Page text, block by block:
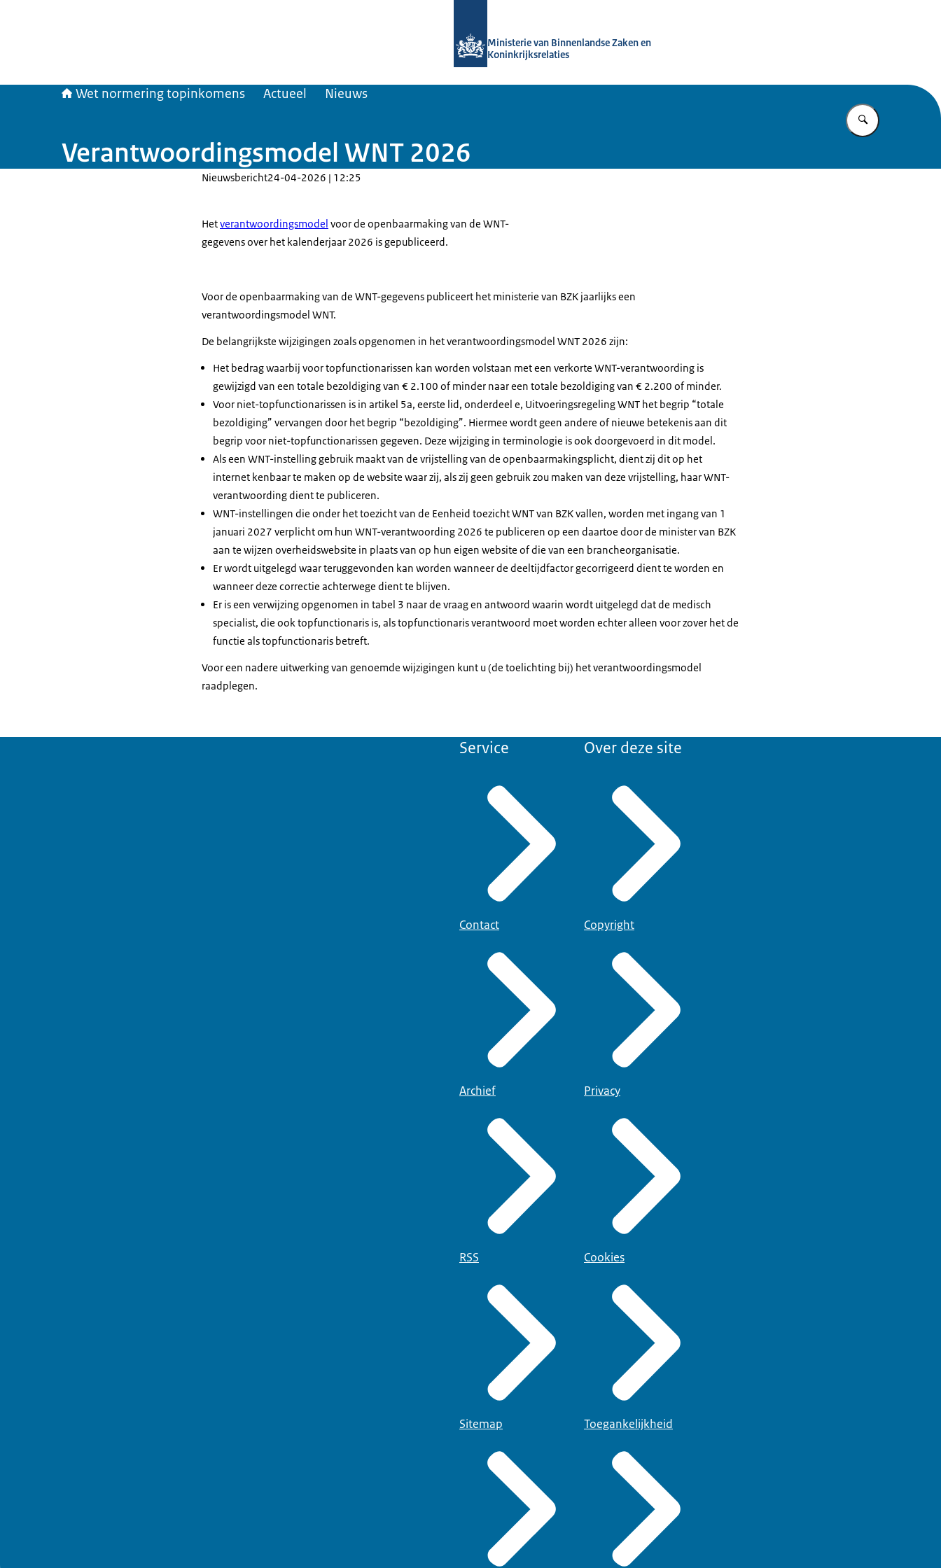
Ministerie van Binnenlandse Zaken en
Koninkrijksrelaties
Wet normering topinkomens Actueel Nieuws
Vul in wat u
Verantwoordingsmodel WNT 2026
Nieuwsbericht24-04-2026 | 12:25
Hetverantwoordingsmodel voor de openbaarmaking van de WNT-
gegevens over het kalenderjaar 2026 is gepubliceerd.
Voor de openbaarmaking van de WNT-gegevens publiceert het ministerie van BZK jaarlijks een
verantwoordingsmodel WNT.
De belangrijkste wijzigingen zoals opgenomen in het verantwoordingsmodel WNT 2026 zijn:
Het bedrag waarbij voor topfunctionarissen kan worden volstaan met een verkorte WNT-verantwoording is
gewijzigd van een totale bezoldiging van € 2.100 of minder naar een totale bezoldiging van € 2.200 of minder.
Voor niet-topfunctionarissen is in artikel 5a, eerste lid, onderdeel e, Uitvoeringsregeling WNT het begrip “totale
bezoldiging” vervangen door het begrip “bezoldiging”. Hiermee wordt geen andere of nieuwe betekenis aan dit
begrip voor niet-topfunctionarissen gegeven. Deze wijziging in terminologie is ook doorgevoerd in dit model.
Als een WNT-instelling gebruik maakt van de vrijstelling van de openbaarmakingsplicht, dient zij dit op het
internet kenbaar te maken op de website waar zij, als zij geen gebruik zou maken van deze vrijstelling, haar WNT-
verantwoording dient te publiceren.
WNT-instellingen die onder het toezicht van de Eenheid toezicht WNT van BZK vallen, worden met ingang van 1
januari 2027 verplicht om hun WNT-verantwoording 2026 te publiceren op een daartoe door de minister van BZK
aan te wijzen overheidswebsite in plaats van op hun eigen website of die van een brancheorganisatie.
Er wordt uitgelegd waar teruggevonden kan worden wanneer de deeltijdfactor gecorrigeerd dient te worden en
wanneer deze correctie achterwege dient te blijven.
Er is een verwijzing opgenomen in tabel 3 naar de vraag en antwoord waarin wordt uitgelegd dat de medisch
specialist, die ook topfunctionaris is, als topfunctionaris verantwoord moet worden echter alleen voor zover het de
functie als topfunctionaris betreft.
Voor een nadere uitwerking van genoemde wijzigingen kunt u (de toelichting bij) het verantwoordingsmodel
raadplegen.
Service
Contact
Archief
RSS
Sitemap
Over deze site
Copyright
Privacy
Cookies
Toegankelijkheid